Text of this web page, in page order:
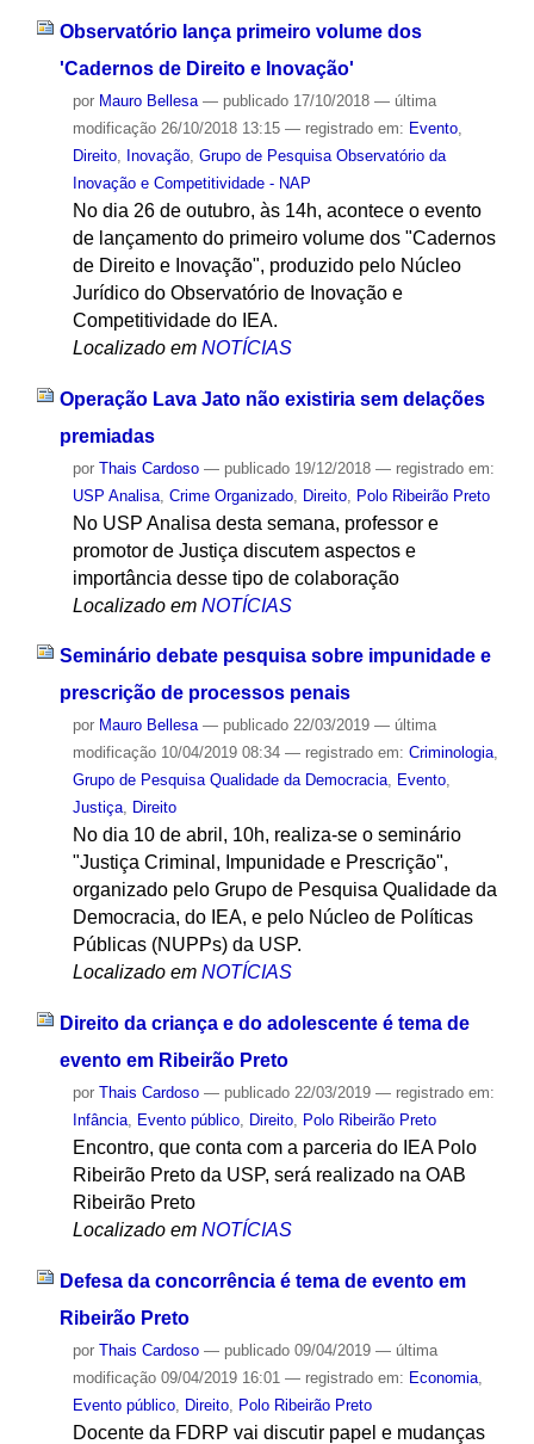
Observatório lança primeiro volume dos
'Cadernos de Direito e Inovação'
por Mauro Bellesa — publicado17/10/2018 — última
modificação26/10/2018 13:15 — registrado em: Evento,
Direito, Inovação, Grupo de Pesquisa Observatório da
Inovação e Competitividade - NAP
No dia 26 de outubro, às 14h, acontece o evento
de lançamento do primeiro volume dos "Cadernos
de Direito e Inovação", produzido pelo Núcleo
Jurídico do Observatório de Inovação e
Competitividade do IEA.
Localizado em NOTÍCIAS
Operação Lava Jato não existiria sem delações
premiadas
por Thais Cardoso — publicado19/12/2018 — registrado em:
USP Analisa, Crime Organizado, Direito, Polo Ribeirão Preto
No USP Analisa desta semana, professor e
promotor de Justiça discutem aspectos e
importância desse tipo de colaboração
Localizado em NOTÍCIAS
Seminário debate pesquisa sobre impunidade e
prescrição de processos penais
por Mauro Bellesa — publicado22/03/2019 — última
modificação10/04/2019 08:34 — registrado em: Criminologia,
Grupo de Pesquisa Qualidade da Democracia, Evento,
Justiça, Direito
No dia 10 de abril, 10h, realiza-se o seminário
"Justiça Criminal, Impunidade e Prescrição",
organizado pelo Grupo de Pesquisa Qualidade da
Democracia, do IEA, e pelo Núcleo de Políticas
Públicas (NUPPs) da USP.
Localizado em NOTÍCIAS
Direito da criança e do adolescente é tema de
evento em Ribeirão Preto
por Thais Cardoso — publicado22/03/2019 — registrado em:
Infância, Evento público, Direito, Polo Ribeirão Preto
Encontro, que conta com a parceria do IEA Polo
Ribeirão Preto da USP, será realizado na OAB
Ribeirão Preto
Localizado em NOTÍCIAS
Defesa da concorrência é tema de evento em
Ribeirão Preto
por Thais Cardoso — publicado09/04/2019 — última
modificação09/04/2019 16:01 — registrado em: Economia,
Evento público, Direito, Polo Ribeirão Preto
Docente da FDRP vai discutir papel e mudanças